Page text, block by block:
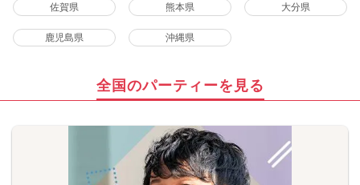
佐賀県 熊本県 大分県
鹿児島県 沖縄県
全国のパーティーを見る